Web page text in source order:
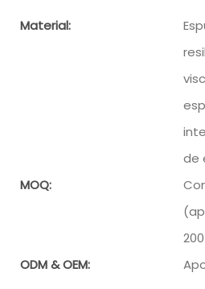
Material:
de
MOQ:
ODM & OEM: